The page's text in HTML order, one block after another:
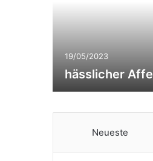
19/05/2023
hässlicher Affe
Neueste